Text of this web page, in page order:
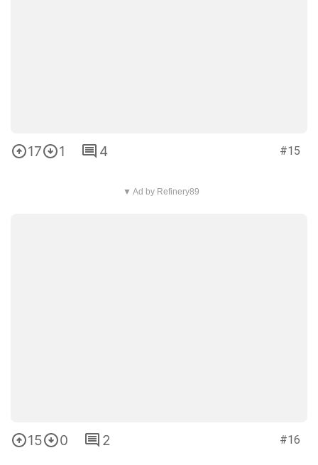
17 1 4 #15
▼ Ad by Refinery89
15 0 2 #16